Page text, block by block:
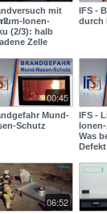
mit
Ionen-
(2/3): halb
Zelle
IFS -
durch
00:45
Mund-
Schutz
IFS -
Was
06:52